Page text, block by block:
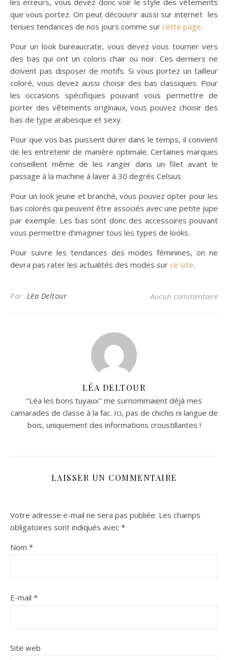
que vous portez. On peut découvrir aussi sur internet les
tenues tendances de nos jours comme sur cette page.
Pour un look bureaucrate, vous devez vous tourner vers
des bas qui ont un coloris chair ou noir. Ces derniers ne
doivent pas disposer de motifs. Si vous portez un tailleur
coloré, vous devez aussi choisir des bas classiques. Pour
les occasions spécifiques pouvant vous permettre de
porter des vêtements originaux, vous pouvez choisir des
bas de type arabesque et sexy.
Pour que vos bas puissent durer dans le temps, il convient
de les entretenir de manière optimale. Certaines marques
conseillent même de les ranger dans un filet avant le
passage à la machine à laver à 30 degrés Celsius.
Pour un look jeune et branché, vous pouvez opter pour les
bas colorés qui peuvent être associés avec une petite jupe
par exemple. Les bas sont donc des accessoires pouvant
vous permettre d’imaginer tous les types de looks.
Pour suivre les tendances des modes féminines, on ne
devra pas rater les actualités des modes sur ce site.
Par Léa Deltour Aucun commentaire
LÉA DELTOUR
"Léa les bons tuyaux" me surnommaient déjà mes
camarades de classe à la fac. Ici, pas de chichis ni langue de
bois, uniquement des informations croustillantes !
LAISSER UN COMMENTAIRE
Votre adresse e-mail ne sera pas publiée. Les champs
obligatoires sont indiqués avec *
Nom *
E-mail *
Site web